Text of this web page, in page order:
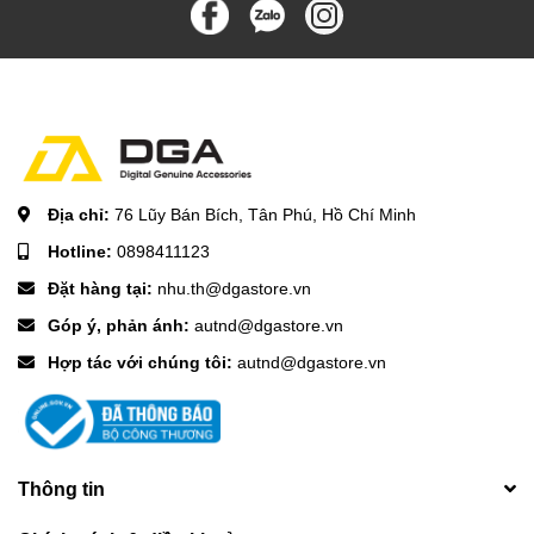
Địa chỉ: 76 Lũy Bán Bích, Tân Phú, Hồ Chí Minh
Hotline: 0898411123
Đặt hàng tại: nhu.th@dgastore.vn
Góp ý, phản ánh: autnd@dgastore.vn
Hợp tác với chúng tôi: autnd@dgastore.vn
Thông tin